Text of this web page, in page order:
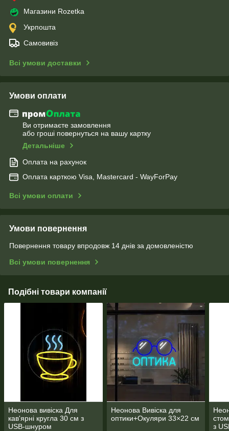
Магазини Rozetka
Укрпошта
Самовивіз
Всі умови доставки
Умови оплати
Ви отримаєте замовлення
або гроші повернуться на вашу картку
Детальніше
Оплата на рахунок
Оплата карткою Visa, Mastercard - WayForPay
Всі умови оплати
Умови повернення
Повернення товару впродовж 14 днів за домовленістю
Всі умови повернення
Подібні товари компанії
Неонова вивіска Для
кав'ярні кругла 30 см з
USB-шнуром
Неонова Вивіска для
оптики+Окуляри 33×22 см
з